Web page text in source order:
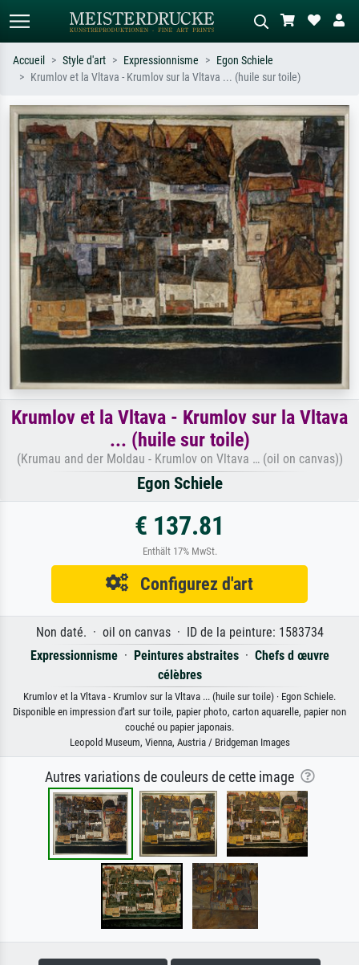
Recherchez par artiste, titre ou style –
ex. Monet, Nuit étoilée,
impressionnisme, vague de Hokusai,
nu.
Décrivez la scène – ex. prairie verte,
abstrait avec beaucoup de rouge,
tableau sombre, nu debout près d'un
arbre.
Accueil Style d'art Expressionnisme
Egon Schiele
Krumlov et la Vltava - Krumlov sur la Vltava ... (huile sur toile)
Krumlov et la Vltava - Krumlov sur la Vltava
... (huile sur toile)
(Krumau and der Moldau - Krumlov on Vltava … (oil on canvas))
Egon Schiele
€ 137.81
Enthält 17% MwSt.
Configurez d'art
Non daté. · oil on canvas · ID de la peinture: 1583734
Expressionnisme· Peintures abstraites· Chefs d œuvre
célèbres
Krumlov et la Vltava - Krumlov sur la Vltava ... (huile sur toile) · Egon Schiele.
Disponible en impression d'art sur toile, papier photo, carton aquarelle, papier non
couché ou papier japonais.
Leopold Museum, Vienna, Austria / Bridgeman Images
Autres variations de couleurs de cette image